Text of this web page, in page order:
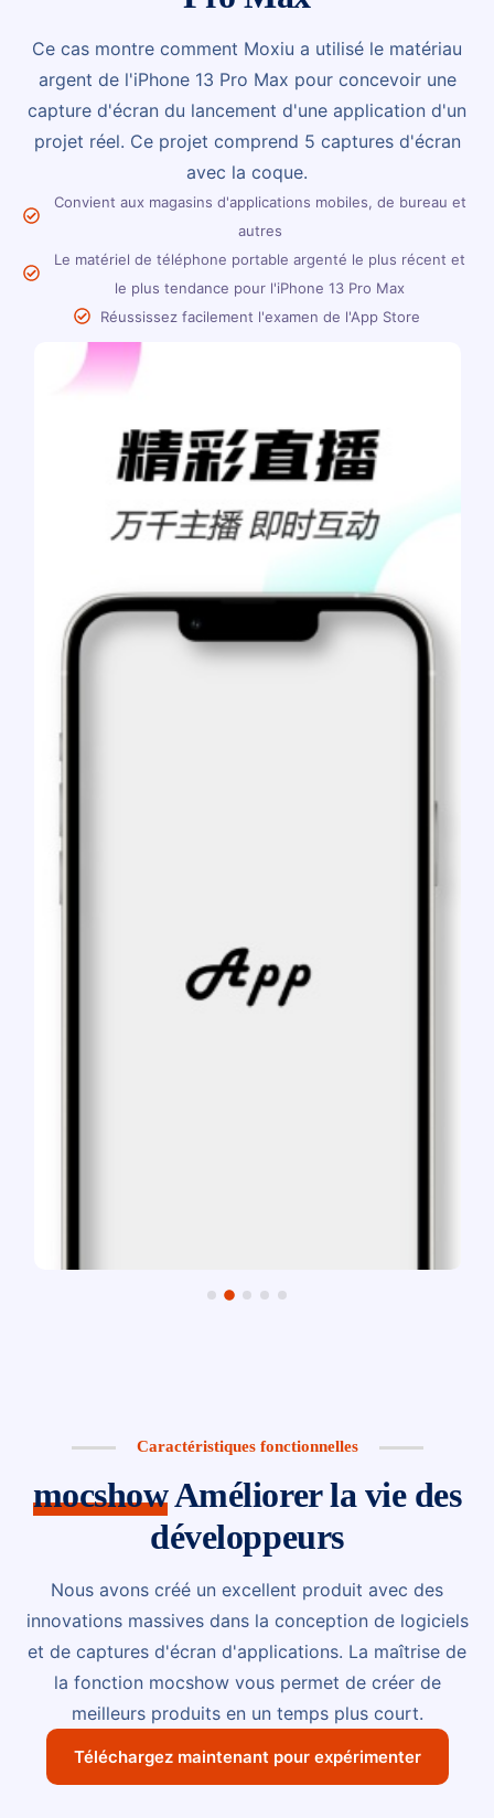
Ce cas montre comment Moxiu a utilisé le matériau
argent de l'iPhone 13 Pro Max pour concevoir une
capture d'écran du lancement d'une application d'un
projet réel. Ce projet comprend 5 captures d'écran
avec la coque.
Convient aux magasins d'applications mobiles, de bureau et
autres
Le matériel de téléphone portable argenté le plus récent et
le plus tendance pour l'iPhone 13 Pro Max
Réussissez facilement l'examen de l'App Store
Caractéristiques fonctionnelles
mocshowAméliorer la vie des
développeurs
Nous avons créé un excellent produit avec des
innovations massives dans la conception de logiciels
et de captures d'écran d'applications. La maîtrise de
la fonction mocshow vous permet de créer de
meilleurs produits en un temps plus court.
Téléchargez maintenant pour expérimenter